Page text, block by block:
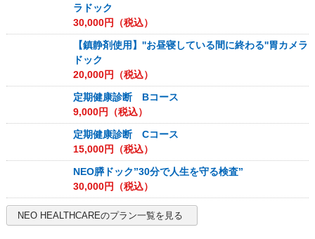
ラドック
30,000円（税込）
【鎮静剤使用】''お昼寝している間に終わる''胃カメラ
ドック
20,000円（税込）
定期健康診断 Bコース
9,000円（税込）
定期健康診断 Cコース
15,000円（税込）
NEO膵ドック”30分で人生を守る検査”
30,000円（税込）
NEO HEALTHCAREのプラン一覧を見る